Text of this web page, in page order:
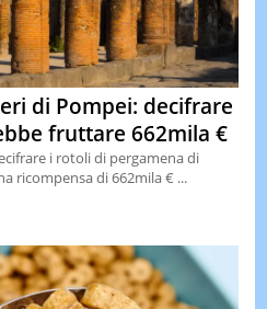
di Pompei: decifrare
fruttare 662mila €
i rotoli di pergamena di
ricompensa di 662mila € ...